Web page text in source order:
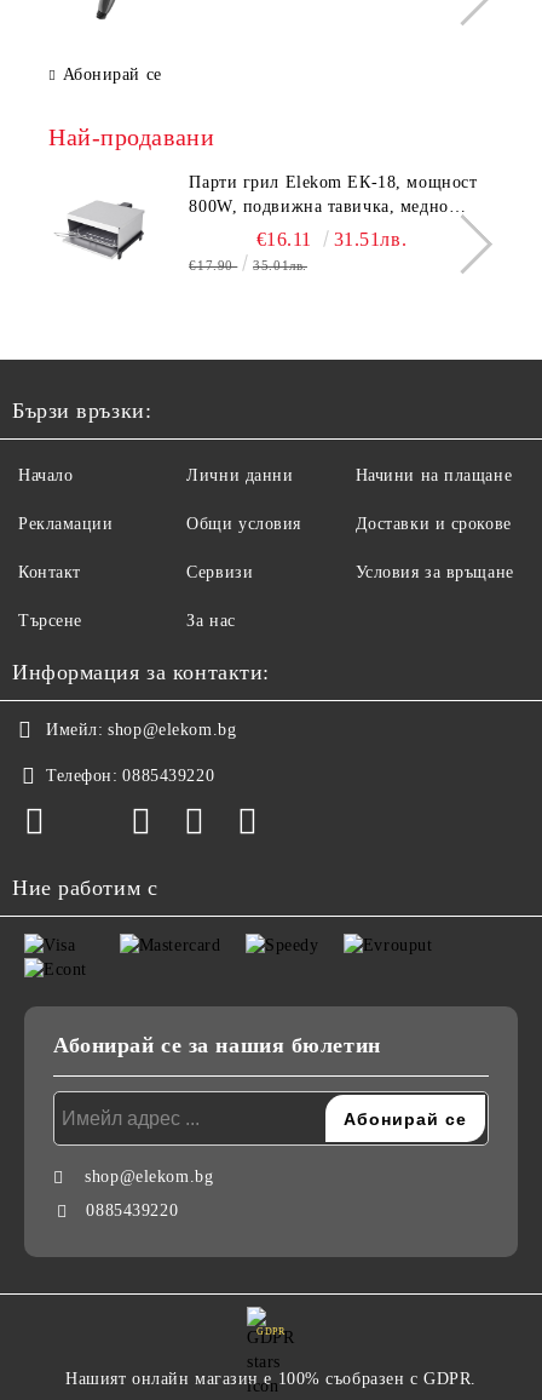
Абонирай се
Най-продавани
Парти грил Elekom ЕК-18, мощност
800W, подвижна тавичка, медно
покритие на реотана
€16.11 31.51лв.
€17.90 35.01лв.
Бързи връзки:
Начало
Рекламации
Контакт
Търсене
Лични данни
Общи условия
Сервизи
За нас
Начини на плащане
Доставки и срокове
Условия за връщане
Информация за контакти:
Имейл: shop@elekom.bg
Телефон: 0885439220
Ние работим с
Абонирай се за нашия бюлетин
shop@elekom.bg
0885439220
GDPR
Нашият онлайн магазин е 100% съобразен с GDPR.